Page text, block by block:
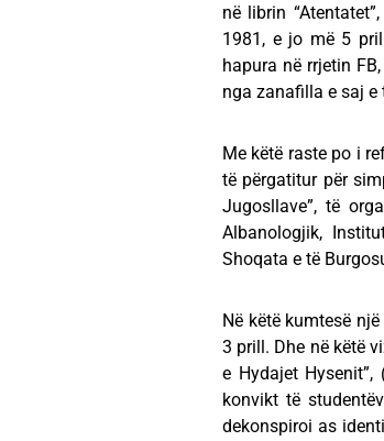
në librin
1981, e jo më 5
hapura në rrjetin
nga zanafilla e saj e
Me këtë raste po i
të përgatitur për
Jugosllave”, të
Albanologjik,
Shoqata e të
Në këtë kumtesë
3 prill. Dhe në këtë
e Hydajet
konvikt të
dekonspiroi as